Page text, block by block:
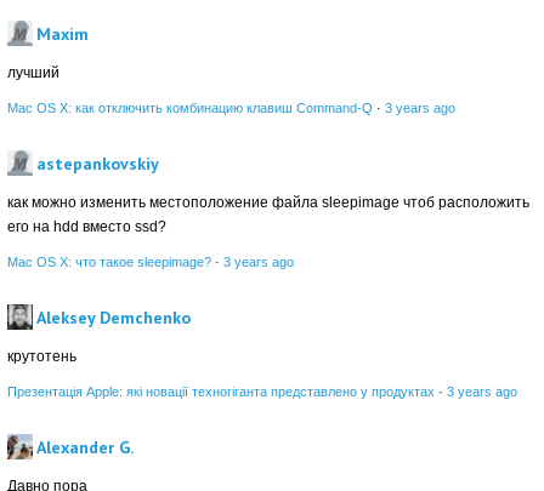
Maxim
лучший
Mac OS X: как отключить комбинацию клавиш Command-Q · 3 years ago
astepankovskiy
как можно изменить местоположение файла sleepimage чтоб расположить
его на hdd вместо ssd?
Mac OS X: что такое sleepimage? · 3 years ago
Aleksey Demchenko
крутотень
Презентація Apple: які новації техногіганта представлено у продуктах · 3 years ago
Alexander G.
Давно пора